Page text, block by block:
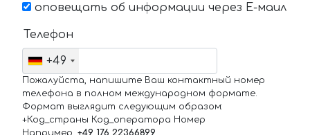
оповещать об информации через Е-маил
Телефон
+49
Пожалуйста, напишите Ваш контактный номер
телефона в полном международном формате.
Формат выглядит следующим образом:
+Код_страны Код_оператора Номер
Например, +49 176 22366899